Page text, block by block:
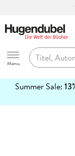
Hugendubel
Menu
Summer Sale:
erfahren